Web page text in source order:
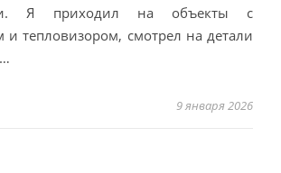
Я приходил на объекты с
тепловизором, смотрел на детали
9 января 2026